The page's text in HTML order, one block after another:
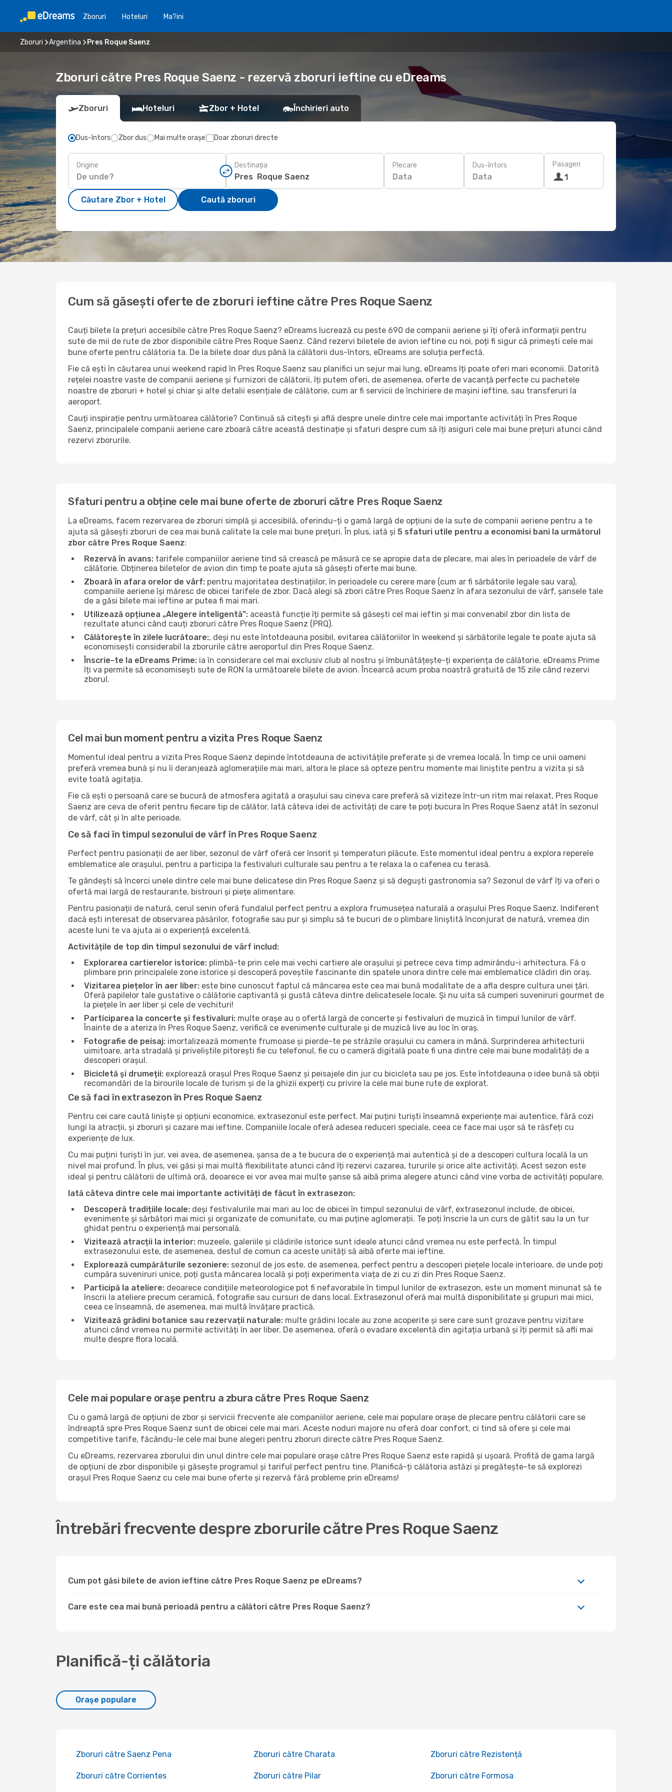
Zboruri Hoteluri Ma?ini
Zboruri Argentina Pres Roque Saenz
Zboruri către Pres Roque Saenz - rezervă zboruri ieftine cu eDreams
Zboruri Hoteluri Zbor + Hotel Închirieri auto
Dus-întors Zbor dus Mai multe orașe Doar zboruri directe
Origine Destinația Plecare
Data
Dus-întors
Data
Pasageri
1
Căutare Zbor + Hotel Caută zboruri
Cum să găsești oferte de zboruri ieftine către Pres Roque Saenz
Cauți bilete la prețuri accesibile către Pres Roque Saenz? eDreams lucrează cu peste 690 de companii aeriene și îți oferă informații pentru
sute de mii de rute de zbor disponibile către Pres Roque Saenz. Când rezervi biletele de avion ieftine cu noi, poți fi sigur că primești cele mai
bune oferte pentru călătoria ta. De la bilete doar dus până la călătorii dus-întors, eDreams are soluția perfectă.
Fie că ești în căutarea unui weekend rapid în Pres Roque Saenz sau planifici un sejur mai lung, eDreams îți poate oferi mari economii. Datorită
rețelei noastre vaste de companii aeriene și furnizori de călătorii, îți putem oferi, de asemenea, oferte de vacanță perfecte cu pachetele
noastre de zboruri + hotel și chiar și alte detalii esențiale de călătorie, cum ar fi servicii de închiriere de mașini ieftine, sau transferuri la
aeroport.
Cauți inspirație pentru următoarea călătorie? Continuă să citești și află despre unele dintre cele mai importante activități în Pres Roque
Saenz, principalele companii aeriene care zboară către această destinație și sfaturi despre cum să îți asiguri cele mai bune prețuri atunci când
rezervi zborurile.
Sfaturi pentru a obține cele mai bune oferte de zboruri către Pres Roque Saenz
La eDreams, facem rezervarea de zboruri simplă și accesibilă, oferindu-ți o gamă largă de opțiuni de la sute de companii aeriene pentru a te
ajuta să găsești zboruri de cea mai bună calitate la cele mai bune prețuri. În plus, iată și 5 sfaturi utile pentru a economisi bani la următorul
zbor către Pres Roque Saenz:
Rezervă în avans: tarifele companiilor aeriene tind să crească pe măsură ce se apropie data de plecare, mai ales în perioadele de vârf de
călătorie. Obținerea biletelor de avion din timp te poate ajuta să găsești oferte mai bune.
Zboară în afara orelor de vârf: pentru majoritatea destinațiilor, în perioadele cu cerere mare (cum ar fi sărbătorile legale sau vara),
companiile aeriene își măresc de obicei tarifele de zbor. Dacă alegi să zbori către Pres Roque Saenz în afara sezonului de vârf, șansele tale
de a găsi bilete mai ieftine ar putea fi mai mari.
Utilizează opțiunea „Alegere inteligentă”: această funcție îți permite să găsești cel mai ieftin și mai convenabil zbor din lista de
rezultate atunci când cauți zboruri către Pres Roque Saenz (PRQ).
Călătorește în zilele lucrătoare:, deși nu este întotdeauna posibil, evitarea călătoriilor în weekend și sărbătorile legale te poate ajuta să
economisești considerabil la zborurile către aeroportul din Pres Roque Saenz.
Înscrie-te la eDreams Prime: ia în considerare cel mai exclusiv club al nostru și îmbunătățește-ți experiența de călătorie. eDreams Prime
îți va permite să economisești sute de RON la următoarele bilete de avion. Încearcă acum proba noastră gratuită de 15 zile când rezervi
zborul.
Cel mai bun moment pentru a vizita Pres Roque Saenz
Momentul ideal pentru a vizita Pres Roque Saenz depinde întotdeauna de activitățile preferate și de vremea locală. În timp ce unii oameni
preferă vremea bună și nu îi deranjează aglomerațiile mai mari, altora le place să opteze pentru momente mai liniștite pentru a vizita și să
evite toată agitația.
Fie că ești o persoană care se bucură de atmosfera agitată a orașului sau cineva care preferă să viziteze într-un ritm mai relaxat, Pres Roque
Saenz are ceva de oferit pentru fiecare tip de călător. Iată câteva idei de activități de care te poți bucura în Pres Roque Saenz atât în ​​sezonul
de vârf, cât și în alte perioade.
Ce să faci în timpul sezonului de vârf în Pres Roque Saenz
Perfect pentru pasionații de aer liber, sezonul de vârf oferă cer însorit și temperaturi plăcute. Este momentul ideal pentru a explora reperele
emblematice ale orașului, pentru a participa la festivaluri culturale sau pentru a te relaxa la o cafenea cu terasă.
Te gândești să încerci unele dintre cele mai bune delicatese din Pres Roque Saenz și să deguști gastronomia sa? Sezonul de vârf îți va oferi o
ofertă mai largă de restaurante, bistrouri și piețe alimentare.
Pentru pasionații de natură, cerul senin oferă fundalul perfect pentru a explora frumusețea naturală a orașului Pres Roque Saenz. Indiferent
dacă ești interesat de observarea păsărilor, fotografie sau pur și simplu să te bucuri de o plimbare liniștită înconjurat de natură, vremea din
aceste luni te va ajuta ai o experiență excelentă.
Activitățile de top din timpul sezonului de vârf includ:
Explorarea cartierelor istorice: plimbă-te prin cele mai vechi cartiere ale orașului și petrece ceva timp admirându-i arhitectura. Fă o
plimbare prin principalele zone istorice și descoperă poveștile fascinante din spatele unora dintre cele mai emblematice clădiri din oraș.
Vizitarea piețelor în aer liber: este bine cunoscut faptul că mâncarea este cea mai bună modalitate de a afla despre cultura unei țări.
Oferă papilelor tale gustative o călătorie captivantă și gustă câteva dintre delicatesele locale. Și nu uita să cumperi suveniruri gourmet de
la piețele în aer liber și cele de vechituri!
Participarea la concerte și festivaluri: multe orașe au o ofertă largă de concerte și festivaluri de muzică în timpul lunilor de vârf.
Înainte de a ateriza în Pres Roque Saenz, verifică ce evenimente culturale și de muzică live au loc în oraș.
Fotografie de peisaj: imortalizează momente frumoase și pierde-te pe străzile orașului cu camera in mână. Surprinderea arhitecturii
uimitoare, arta stradală și priveliștile pitorești fie cu telefonul, fie cu o cameră digitală poate fi una dintre cele mai bune modalități de a
descoperi orașul.
Bicicletă și drumeții: explorează orașul Pres Roque Saenz și peisajele din jur cu bicicleta sau pe jos. Este întotdeauna o idee bună să obții
recomandări de la birourile locale de turism și de la ghizii experți cu privire la cele mai bune rute de explorat.
Ce să faci în extrasezon în Pres Roque Saenz
Pentru cei care caută liniște și opțiuni economice, extrasezonul este perfect. Mai puțini turiști înseamnă experiențe mai autentice, fără cozi
lungi la atracții, și zboruri și cazare mai ieftine. Companiile locale oferă adesea reduceri speciale, ceea ce face mai ușor să te răsfeți cu
experiențe de lux.
Cu mai puțini turiști în jur, vei avea, de asemenea, șansa de a te bucura de o experiență mai autentică și de a descoperi cultura locală la un
nivel mai profund. În plus, vei găsi și mai multă flexibilitate atunci când îți rezervi cazarea, tururile și orice alte activități. Acest sezon este
ideal și pentru călătorii de ultimă oră, deoarece ei vor avea mai multe șanse să aibă prima alegere atunci când vine vorba de activități populare.
Iată câteva dintre cele mai importante activități de făcut în extrasezon:
Descoperă tradițiile locale: deși festivalurile mai mari au loc de obicei în timpul sezonului de vârf, extrasezonul include, de obicei,
evenimente și sărbători mai mici și organizate de comunitate, cu mai puține aglomerații. Te poți înscrie la un curs de gătit sau la un tur
ghidat pentru o experiență mai personală.
Vizitează atracții la interior: muzeele, galeriile și clădirile istorice sunt ideale atunci când vremea nu este perfectă. În timpul
extrasezonului este, de asemenea, destul de comun ca aceste unități să aibă oferte mai ieftine.
Explorează cumpărăturile sezoniere: sezonul de jos este, de asemenea, perfect pentru a descoperi piețele locale interioare, de unde poți
cumpăra suveniruri unice, poți gusta mâncarea locală și poți experimenta viața de zi cu zi din Pres Roque Saenz.
Participă la ateliere: deoarece condițiile meteorologice pot fi nefavorabile în timpul lunilor de extrasezon, este un moment minunat să te
înscrii la ateliere precum ceramică, fotografie sau cursuri de dans local. Extrasezonul oferă mai multă disponibilitate și grupuri mai mici,
ceea ce înseamnă, de asemenea, mai multă învățare practică.
Vizitează grădini botanice sau rezervații naturale: multe grădini locale au zone acoperite și sere care sunt grozave pentru vizitare
atunci când vremea nu permite activități în aer liber. De asemenea, oferă o evadare excelentă din agitația urbană și îți permit să afli mai
multe despre flora locală.
Cele mai populare orașe pentru a zbura către Pres Roque Saenz
Cu o gamă largă de opțiuni de zbor și servicii frecvente ale companiilor aeriene, cele mai populare orașe de plecare pentru călătorii care se
îndreaptă spre Pres Roque Saenz sunt de obicei cele mai mari. Aceste noduri majore nu oferă doar confort, ci tind să ofere și cele mai
competitive tarife, făcându-le cele mai bune alegeri pentru zboruri directe către Pres Roque Saenz.
Cu eDreams, rezervarea zborului din unul dintre cele mai populare orașe către Pres Roque Saenz este rapidă și ușoară. Profită de gama largă
de opțiuni de zbor disponibile și găsește programul și tariful perfect pentru tine. Planifică-ți călătoria astăzi și pregătește-te să explorezi
orașul Pres Roque Saenz cu cele mai bune oferte și rezervă fără probleme prin eDreams!
Întrebări frecvente despre zborurile către Pres Roque Saenz
Cum pot găsi bilete de avion ieftine către Pres Roque Saenz pe eDreams?
Care este cea mai bună perioadă pentru a călători către Pres Roque Saenz?
Planifică-ți călătoria
Orașe populare
Zboruri către Saenz Pena Zboruri către Charata Zboruri către Rezistență
Zboruri către Corrientes Zboruri către Pilar Zboruri către Formosa